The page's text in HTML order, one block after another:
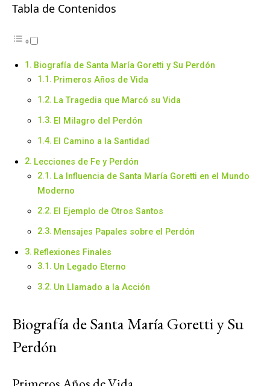
Tabla de Contenidos
Biografía de Santa María Goretti y Su Perdón
Primeros Años de Vida
La Tragedia que Marcó su Vida
El Milagro del Perdón
El Camino a la Santidad
Lecciones de Fe y Perdón
La Influencia de Santa María Goretti en el Mundo
Moderno
El Ejemplo de Otros Santos
Mensajes Papales sobre el Perdón
Reflexiones Finales
Un Legado Eterno
Un Llamado a la Acción
Biografía de Santa María Goretti y Su
Perdón